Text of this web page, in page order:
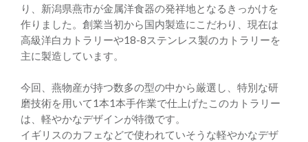
り、新潟県燕市が金属洋食器の発祥地となるきっかけを
作りました。創業当初から国内製造にこだわり、現在は
高級洋白カトラリーや18-8ステンレス製のカトラリーを
主に製造しています。
今回、燕物産が持つ数多の型の中から厳選し、特別な研
磨技術を用いて1本1本手作業で仕上げたこのカトラリー
は、軽やかなデザインが特徴です。
イギリスのカフェなどで使われていそうな軽やかなデザ